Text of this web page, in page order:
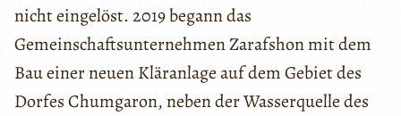
nicht eingelöst. 2019 begann das
Gemeinschaftsunternehmen Zarafshon mit dem
Bau einer neuen Kläranlage auf dem Gebiet des
Dorfes Chumgaron, neben der Wasserquelle des